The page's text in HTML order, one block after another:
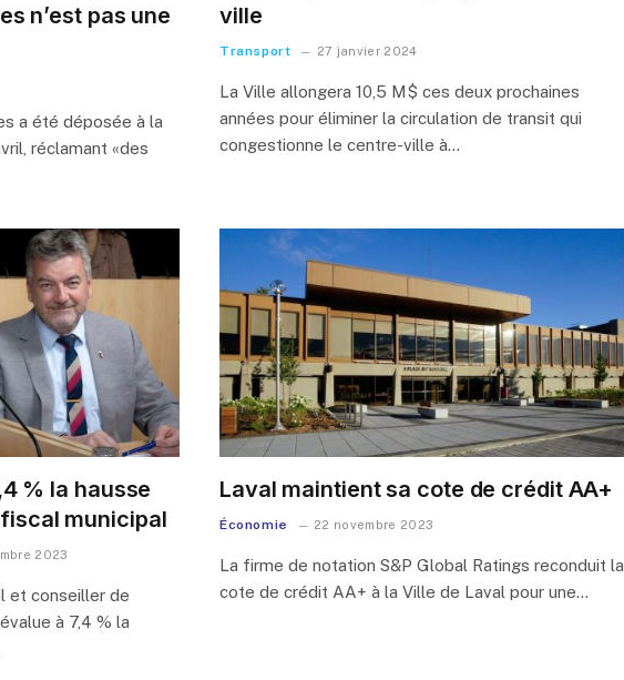
n’est pas une
a été déposée à la
réclamant «des
ville
Transport 27 janvier 2024
La Ville allongera 10,5 M$ ces deux prochaines
années pour éliminer la circulation de transit qui
congestionne le centre-ville à…
% la hausse
municipal
2023
et conseiller de
à 7,4 % la
Laval maintient sa cote de crédit AA+
Économie 22 novembre 2023
La firme de notation S&P Global Ratings reconduit la
cote de crédit AA+ à la Ville de Laval pour une…